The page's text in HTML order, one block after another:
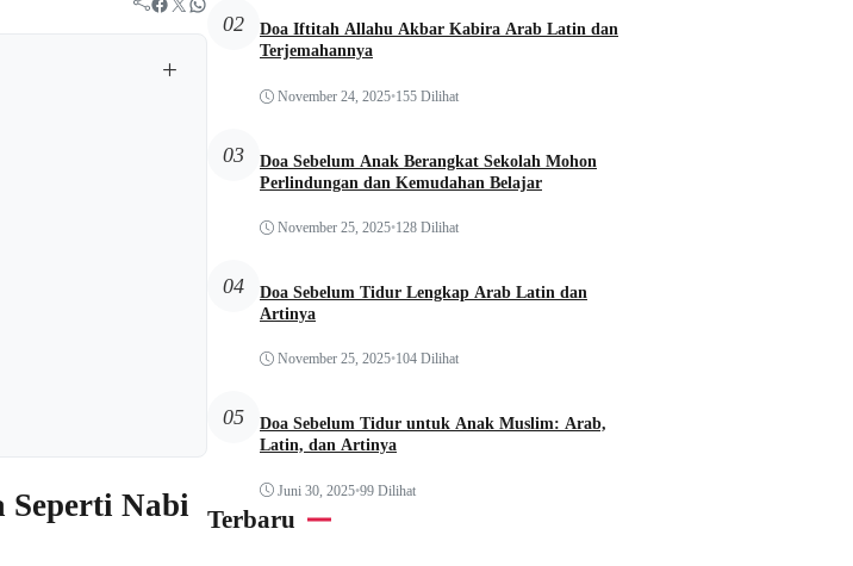
+
Seperti Nabi
02
Doa Iftitah Allahu Akbar Kabira Arab Latin dan
Terjemahannya
November 24, 2025•155 Dilihat
03
Doa Sebelum Anak Berangkat Sekolah Mohon
Perlindungan dan Kemudahan Belajar
November 25, 2025•128 Dilihat
04
Doa Sebelum Tidur Lengkap Arab Latin dan
Artinya
November 25, 2025•104 Dilihat
05
Doa Sebelum Tidur untuk Anak Muslim: Arab,
Latin, dan Artinya
Juni 30, 2025•99 Dilihat
Terbaru